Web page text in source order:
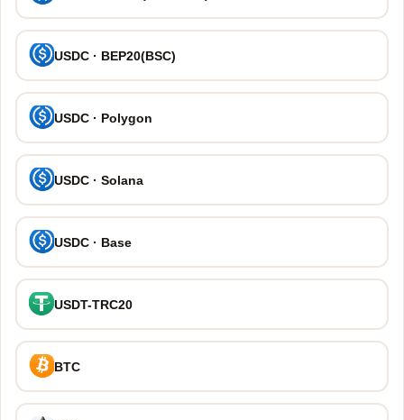
USDC · BEP20(BSC)
USDC · Polygon
USDC · Solana
USDC · Base
USDT-TRC20
BTC